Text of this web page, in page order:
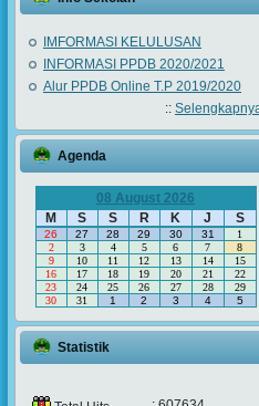
IMFORMASI KELULUSAN
INFORMASI PPDB 2020/2021
Alur PPDB Online T.P 2019/2020
::
Agenda
08 August 2026
M
S S R K J S
26 27 28 29 30 31
1
2
3 4 5 6 7
8
9
10 11 12 13 14
15
16
17 18 19 20 21
22
23
24 25 26 27 28
29
30
31 1 2 3 4 5
Statistik